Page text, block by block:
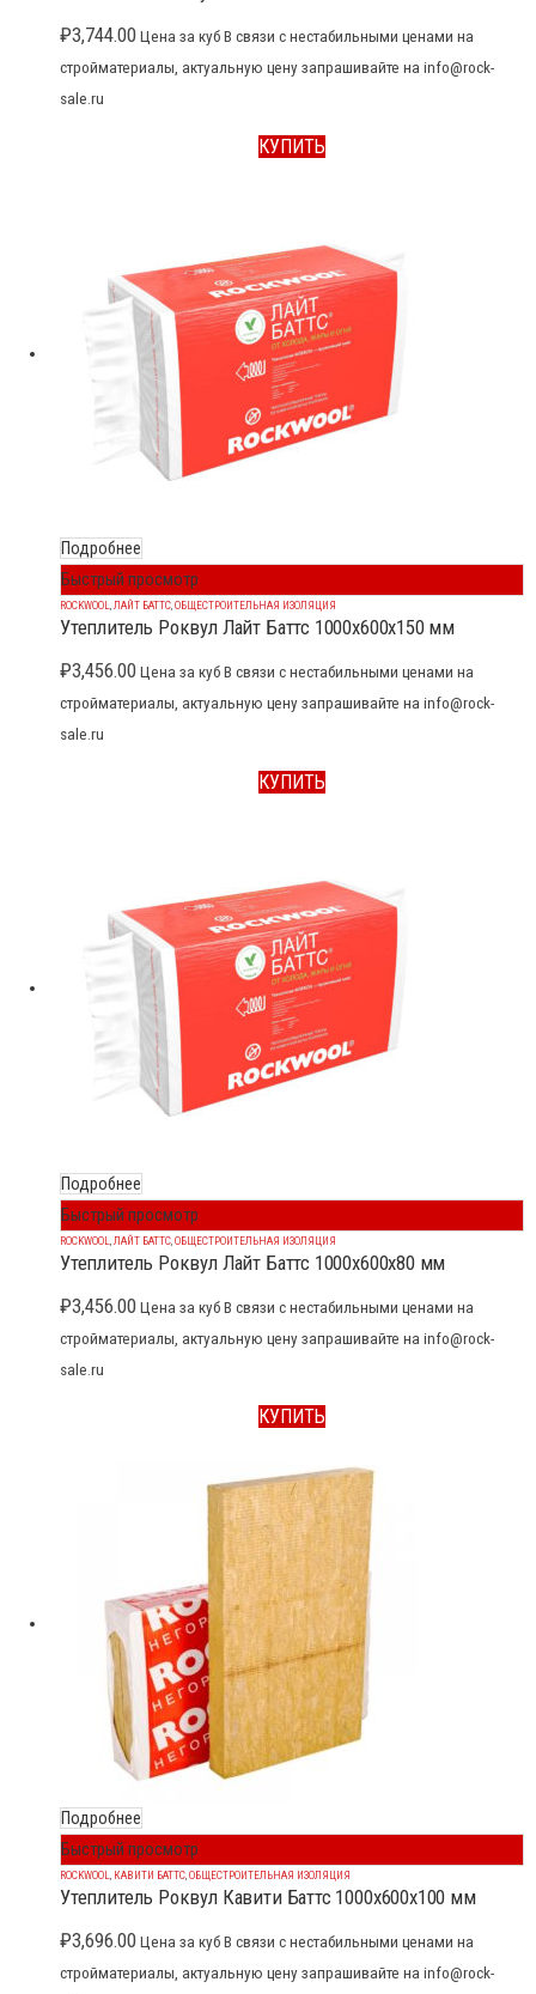
₽3,744.00 Цена за куб В связи с нестабильными ценами на
стройматериалы, актуальную цену запрашивайте на info@rock-
sale.ru
КУПИТЬ
Подробнее
Быстрый просмотр
ROCKWOOL ЛАЙТ БАТТС ОБЩЕСТРОИТЕЛЬНАЯ ИЗОЛЯЦИЯ
Утеплитель Роквул Лайт Баттс 1000x600x150 мм
₽3,456.00 Цена за куб В связи с нестабильными ценами на
стройматериалы, актуальную цену запрашивайте на info@rock-
sale.ru
КУПИТЬ
Подробнее
Быстрый просмотр
ROCKWOOL ЛАЙТ БАТТС ОБЩЕСТРОИТЕЛЬНАЯ ИЗОЛЯЦИЯ
Утеплитель Роквул Лайт Баттс 1000x600x80 мм
₽3,456.00 Цена за куб В связи с нестабильными ценами на
стройматериалы, актуальную цену запрашивайте на info@rock-
sale.ru
КУПИТЬ
Подробнее
Быстрый просмотр
ROCKWOOL, КАВИТИ БАТТС,ОБЩЕСТРОИТЕЛЬНАЯ ИЗОЛЯЦИЯ
Утеплитель Роквул Кавити Баттс 1000x600x100 мм
₽3,696.00 Цена за куб В связи с нестабильными ценами на
стройматериалы, актуальную цену запрашивайте на info@rock-